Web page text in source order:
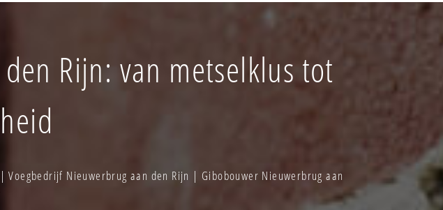
Rijn: van metselklus tot
Nieuwerbrug aan den Rijn | Gibobouwer Nieuwerbrug aan